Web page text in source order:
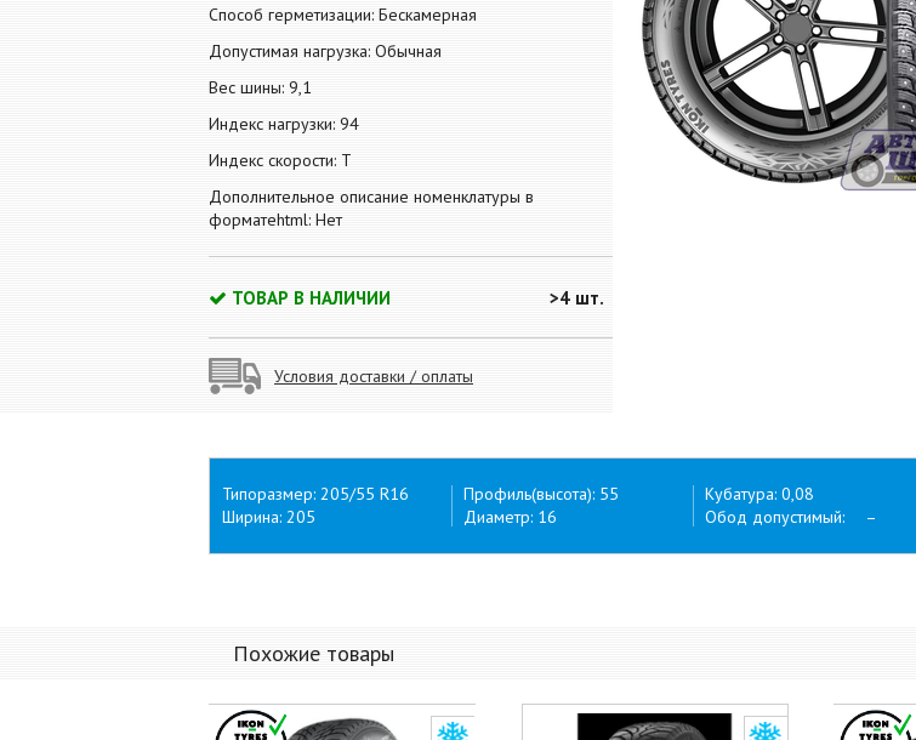
Способ герметизации: Бескамерная
Допустимая нагрузка: Обычная
Вес шины: 9,1
Индекс нагрузки: 94
Индекс скорости: T
Дополнительное описание номенклатуры в
форматеhtml: Нет
ТОВАР В НАЛИЧИИ >4 шт.
Условия доставки / оплаты
Типоразмер: 205/55 R16
Ширина: 205
Профиль(высота): 55
Диаметр: 16
Кубатура: 0,08
Обод допустимый: –
Похожие товары